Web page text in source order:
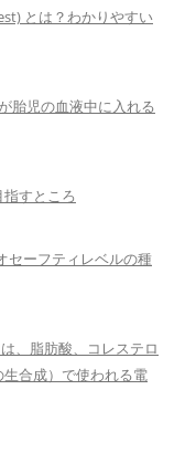
とは？わかりやすい
胎児の血液中に入れる
すところ
セーフティレベルの種
、脂肪酸、コレステロ
合成）で使われる電